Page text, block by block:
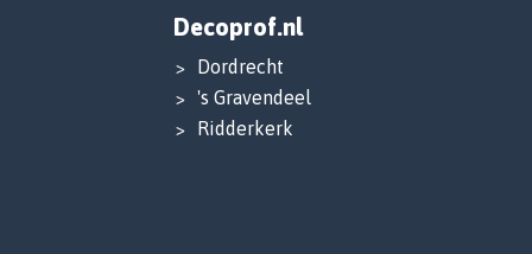
Decoprof.nl
Dordrecht
's Gravendeel
Ridderkerk